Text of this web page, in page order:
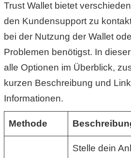
C
S
S
Wordpress
U
Trust Wallet bietet
den Kundensupport zu
bei der Nutzung der Wallet
Problemen benötigst. In
alle Optionen im Überblick,
kurzen Beschreibung und
Informationen.
Methode
Stelle dein